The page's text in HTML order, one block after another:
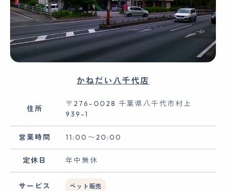
かねだい八千代店
住所
〒276-0028 千葉県八千代市村上
939-1
営業時間 11:00〜20:00
定休日 年中無休
サービス ペット販売